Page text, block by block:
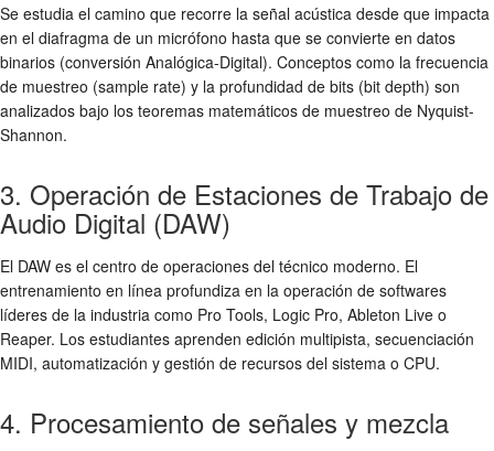
Se estudia el camino que recorre la señal acústica desde que impacta
en el diafragma de un micrófono hasta que se convierte en datos
binarios (conversión Analógica-Digital). Conceptos como la frecuencia
de muestreo (sample rate) y la profundidad de bits (bit depth) son
analizados bajo los teoremas matemáticos de muestreo de Nyquist-
Shannon.
3. Operación de Estaciones de Trabajo de
Audio Digital (DAW)
El DAW es el centro de operaciones del técnico moderno. El
entrenamiento en línea profundiza en la operación de softwares
líderes de la industria como Pro Tools, Logic Pro, Ableton Live o
Reaper. Los estudiantes aprenden edición multipista, secuenciación
MIDI, automatización y gestión de recursos del sistema o CPU.
4. Procesamiento de señales y mezcla